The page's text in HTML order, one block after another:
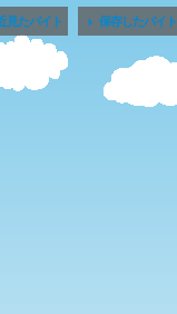
見たバイト  保存したバイト